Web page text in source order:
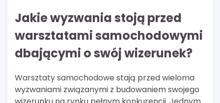
Jakie wyzwania stoją przed
warsztatami samochodowymi
dbającymi o swój wizerunek?
Warsztaty samochodowe stają przed wieloma
wyzwaniami związanymi z budowaniem swojego